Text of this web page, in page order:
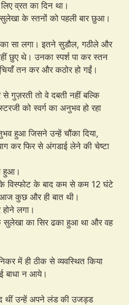
व्रत का दिन था।
के स्तनों को पहली बार छुआ।
सा लगा। इतने सुडौल, गठीले और
छुए थे। उनका स्पर्श पा कर स्तन
तन कर और कठोर हो गईं।
गुज़रती तो वे दबती नहीं बल्कि
को स्वर्ग का अनुभव हो रहा
हुआ जिसने उन्हें चौंका दिया,
कर फिर से अंगडाई लेने की चेष्टा
हुआ।
के विस्फोट के बाद कम से कम 12 घंटे
कुछ और ही बात थी।
होने लगा।
सुलेखा का सिर ढका हुआ था और वह
में ही ठीक से व्यवस्थित किया
बाधा न आये।
उन्हें अपने लंड की उजड्ड